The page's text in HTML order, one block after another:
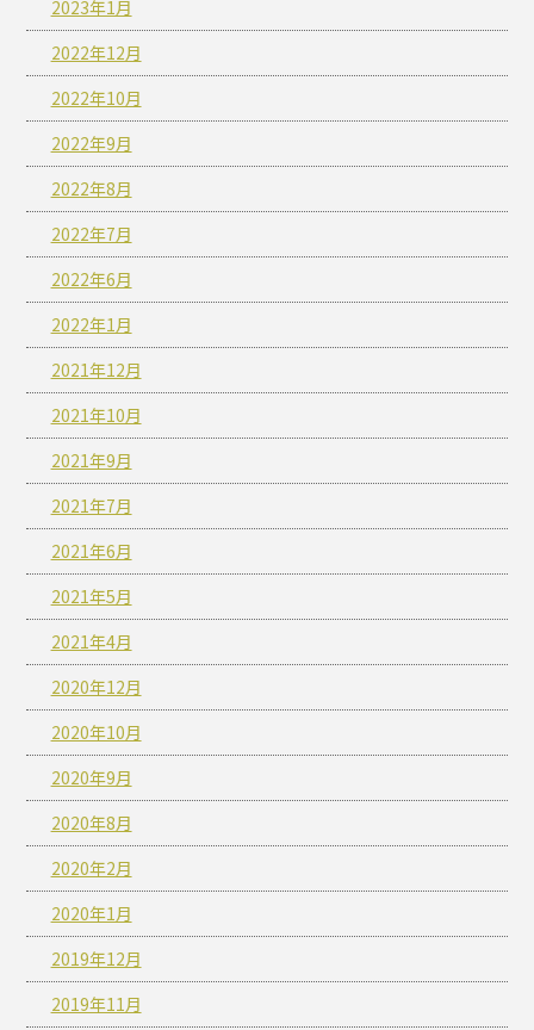
2023年1月
2022年12月
2022年10月
2022年9月
2022年8月
2022年7月
2022年6月
2022年1月
2021年12月
2021年10月
2021年9月
2021年7月
2021年6月
2021年5月
2021年4月
2020年12月
2020年10月
2020年9月
2020年8月
2020年2月
2020年1月
2019年12月
2019年11月